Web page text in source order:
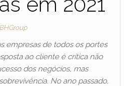
BHGroup
empresas de todos os portes
ao cliente é crítica não
dos negócios, mas
No ano passado,